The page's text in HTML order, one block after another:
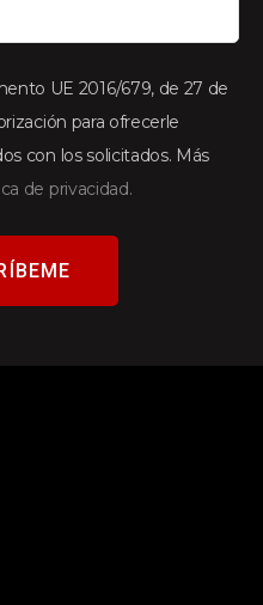
UE 2016/679, de 27 de
para ofrecerle
con los solicitados. Más
de privacidad.